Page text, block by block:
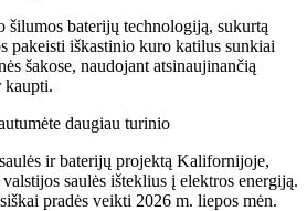
šilumos baterijų technologiją, sukurtą
pakeisti iškastinio kuro katilus sunkiai
šakose, naudojant atsinaujinančią
kaupti.
daugiau turinio
ir baterijų projektą Kalifornijoje,
saulės išteklius į elektros energiją.
pradės veikti 2026 m. liepos mėn.